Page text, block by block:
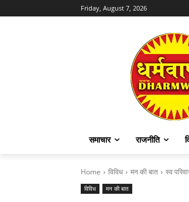
Friday, August 7, 2026
समाचार राजनीति
Home विविध मन की बात स्व
विविध मन की बात